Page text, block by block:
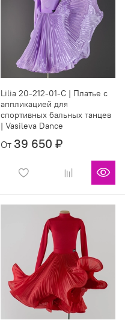
Lilia 20-212-01-C | Платье с
аппликацией для
спортивных бальных танцев
| Vasileva Dance
От 39 650 ₽